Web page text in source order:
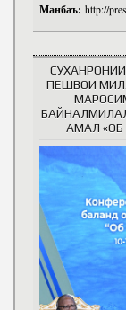
Манбаъ: http://
ПЕШВОИ
АМАЛ «ОБ